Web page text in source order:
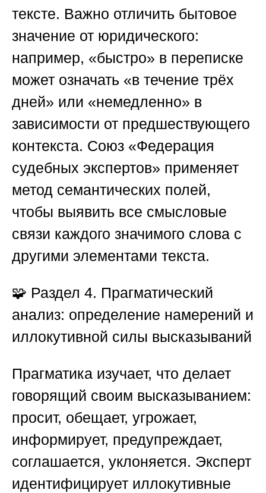
тексте. Важно отличить бытовое
значение от юридического:
например, «быстро» в переписке
может означать «в течение трёх
дней» или «немедленно» в
зависимости от предшествующего
контекста. Союз «Федерация
судебных экспертов» применяет
метод семантических полей,
чтобы выявить все смысловые
связи каждого значимого слова с
другими элементами текста.
🧩 Раздел 4. Прагматический
анализ: определение намерений и
иллокутивной силы высказываний
Прагматика изучает, что делает
говорящий своим высказыванием:
просит, обещает, угрожает,
информирует, предупреждает,
соглашается, уклоняется. Эксперт
идентифицирует иллокутивные